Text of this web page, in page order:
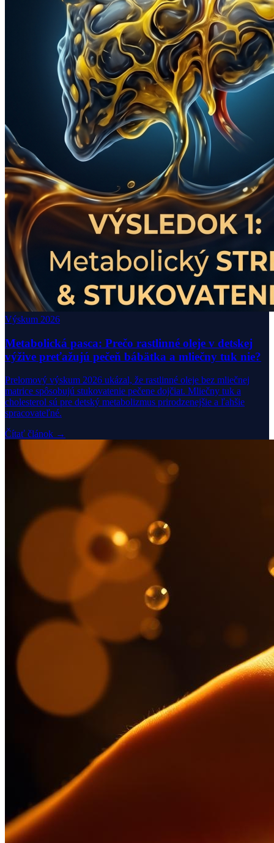
Výskum 2026
Metabolická pasca: Prečo rastlinné oleje v detskej
výžive preťažujú pečeň bábätka a mliečny tuk nie?
Prelomový výskum 2026 ukázal, že rastlinné oleje bez mliečnej
matrice spôsobujú stukovatenie pečene dojčiat. Mliečny tuk a
cholesterol sú pre detský metabolizmus prirodzenejšie a ľahšie
spracovateľné.
Čítať článok →